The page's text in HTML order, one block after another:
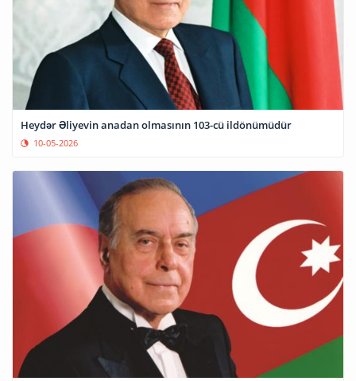
Heydər Əliyevin anadan olmasının 103-cü ildönümüdür
10-05-2026